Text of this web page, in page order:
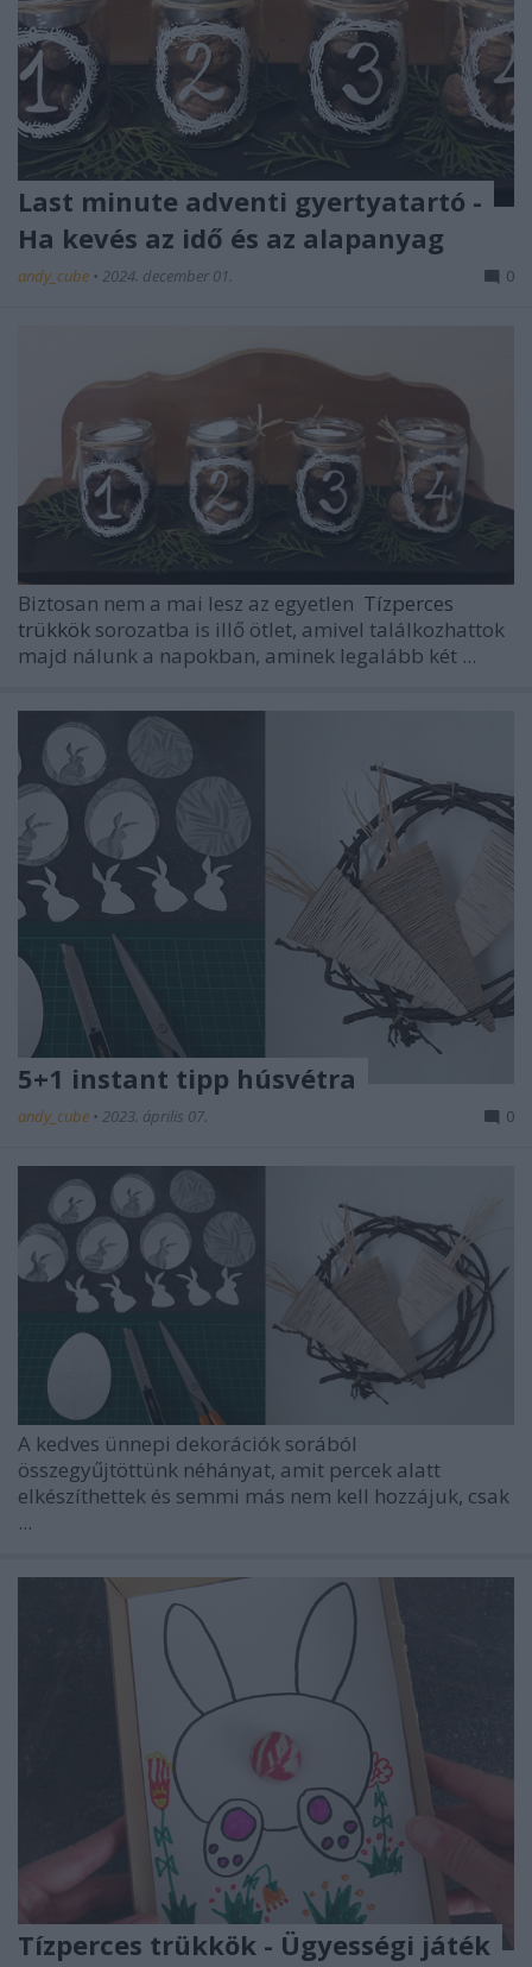
Last minute adventi gyertyatartó -
Ha kevés az idő és az alapanyag
andy_cube • 2024. december 01. 0
Biztosan nem a mai lesz az egyetlen Tízperces
trükkök sorozatba is illő ötlet, amivel találkozhattok
majd nálunk a napokban, aminek legalább két ...
5+1 instant tipp húsvétra
andy_cube • 2023. április 07. 0
A kedves ünnepi dekorációk sorából
összegyűjtöttünk néhányat, amit percek alatt
elkészíthettek és semmi más nem kell hozzájuk, csak
...
Tízperces trükkök - Ügyességi játék